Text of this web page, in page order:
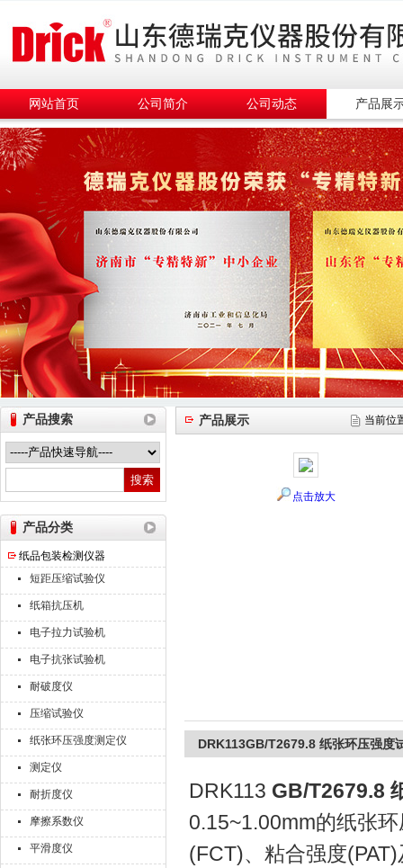
山东德瑞克仪器股份有限公司
网站首页 公司简介 公司动态 产品展
产品搜索
产品分类
纸品包装检测仪器
短距压缩试验仪
纸箱抗压机
电子拉力试验机
电子抗张试验机
耐破度仪
压缩试验仪
纸张环压强度测定仪
测定仪
耐折度仪
摩擦系数仪
平滑度仪
产品展示 当前位
点击放大
DRK113GB/T2679.8 纸张环压强度
DRK113 GB/T2679.8
0.15~1.00mm的纸张
(FCT)、粘合强度